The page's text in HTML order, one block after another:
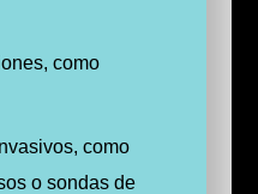
como
como
o sondas de